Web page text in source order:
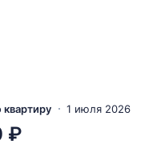
1 июля 2026
₽